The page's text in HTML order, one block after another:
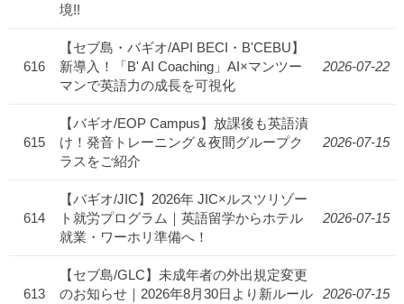
境!!
616
【セブ島・バギオ/API BECI・B'CEBU】
新導入！「B' AI Coaching」AI×マンツー
マンで英語力の成長を可視化
2026-07-22
615
【バギオ/EOP Campus】放課後も英語漬
け！発音トレーニング＆夜間グループク
ラスをご紹介
2026-07-15
614
【バギオ/JIC】2026年 JIC×ルスツリゾー
ト就労プログラム｜英語留学からホテル
就業・ワーホリ準備へ！
2026-07-15
613
【セブ島/GLC】未成年者の外出規定変更
のお知らせ｜2026年8月30日より新ルール
2026-07-15